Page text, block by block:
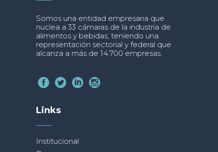
Somos una entidad empresaria que
nuclea a 33 cámaras de la industria de
alimentos y bebidas, teniendo una
representación sectorial y federal que
alcanza a más de 14.700 empresas.
Links
Institucional